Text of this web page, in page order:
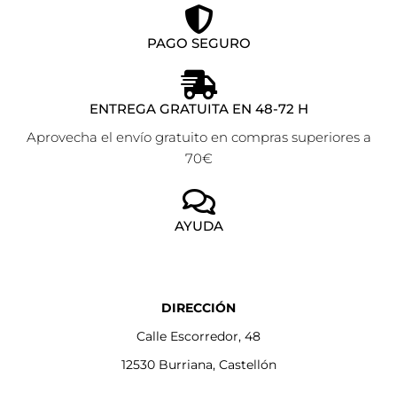
PAGO SEGURO
ENTREGA GRATUITA EN 48-72 H
Aprovecha el envío gratuito en compras superiores a
70€
AYUDA
DIRECCIÓN
Calle Escorredor, 48
12530 Burriana, Castellón